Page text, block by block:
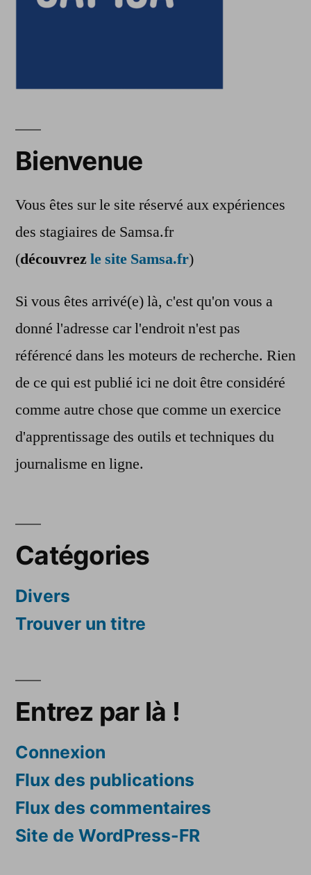
Bienvenue
Vous êtes sur le site réservé aux expériences
des stagiaires de Samsa.fr
(découvrezle site Samsa.fr)
Si vous êtes arrivé(e) là, c'est qu'on vous a
donné l'adresse car l'endroit n'est pas
référencé dans les moteurs de recherche. Rien
de ce qui est publié ici ne doit être considéré
comme autre chose que comme un exercice
d'apprentissage des outils et techniques du
journalisme en ligne.
Catégories
Divers
Trouver un titre
Entrez par là !
Connexion
Flux des publications
Flux des commentaires
Site de WordPress-FR